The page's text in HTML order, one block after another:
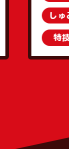
しゅみ
特技